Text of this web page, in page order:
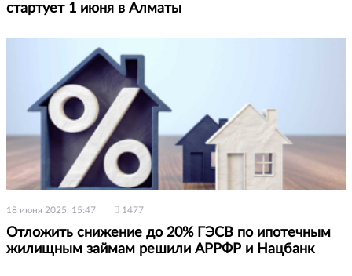
стартует 1 июня в Алматы
18 июня 2025, 15:47 1477
Отложить снижение до 20% ГЭСВ по ипотечным
жилищным займам решили АРРФР и Нацбанк